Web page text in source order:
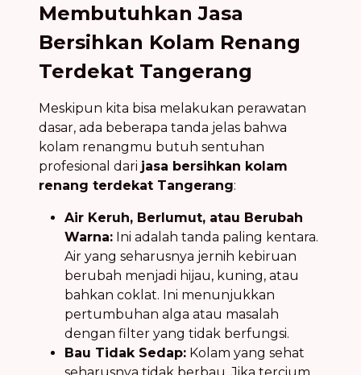
Membutuhkan Jasa
Bersihkan Kolam Renang
Terdekat Tangerang
Meskipun kita bisa melakukan perawatan
dasar, ada beberapa tanda jelas bahwa
kolam renangmu butuh sentuhan
profesional dari jasa bersihkan kolam
renang terdekat Tangerang:
Air Keruh, Berlumut, atau Berubah
Warna: Ini adalah tanda paling kentara.
Air yang seharusnya jernih kebiruan
berubah menjadi hijau, kuning, atau
bahkan coklat. Ini menunjukkan
pertumbuhan alga atau masalah
dengan filter yang tidak berfungsi.
Bau Tidak Sedap: Kolam yang sehat
seharusnya tidak berbau. Jika tercium